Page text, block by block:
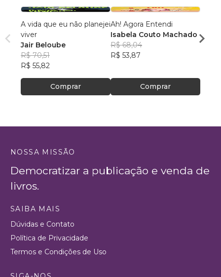
A vida que eu não planejei
viver
Jair Beloube
R$ 70,51
R$ 55,82
Comprar
Ah! Agora Entendi
Isabela Couto Machado
R$ 68,04
R$ 53,87
Comprar
R$
NOSSA MISSÃO
Democratizar a publicação e venda de
livros.
SAIBA MAIS
Dúvidas e Contato
Política de Privacidade
Termos e Condições de Uso